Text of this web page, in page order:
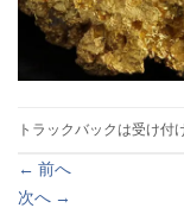
トラックバックは受け付
← 前へ
次へ →